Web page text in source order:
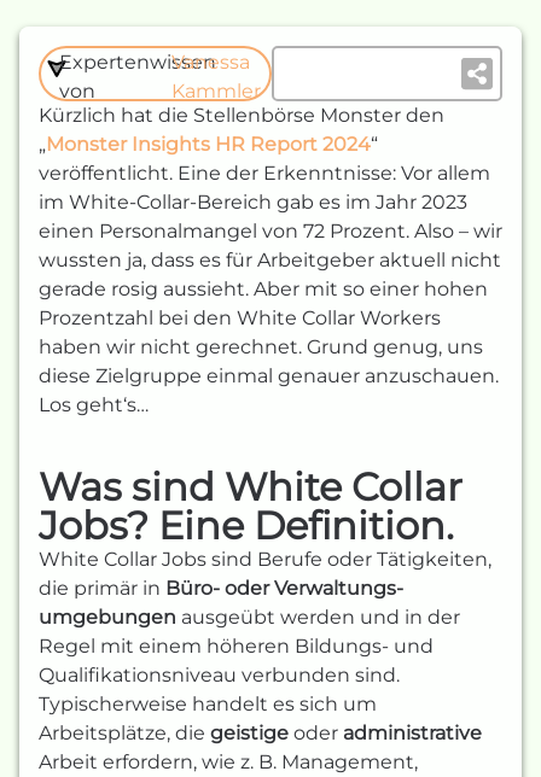
Expertenwissen
von
Vanessa
Kammler
Kürzlich hat die Stellenbörse Monster den
„Monster Insights HR Report 2024“
veröffentlicht. Eine der Erkenntnisse: Vor allem
im White-Collar-Bereich gab es im Jahr 2023
einen Personalmangel von 72 Prozent. Also – wir
wussten ja, dass es für Arbeitgeber aktuell nicht
gerade rosig aussieht. Aber mit so einer hohen
Prozentzahl bei den White Collar Workers
haben wir nicht gerechnet. Grund genug, uns
diese Zielgruppe einmal genauer anzuschauen.
Los geht‘s…
Was sind White Collar
Jobs? Eine Definition.
White Collar Jobs sind Berufe oder Tätigkeiten,
die primär in Büro- oder Verwaltungs­
umgebungen ausgeübt werden und in der
Regel mit einem höheren Bildungs- und
Qualifikationsniveau verbunden sind.
Typischerweise handelt es sich um
Arbeitsplätze, die geistige oder administrative
Arbeit erfordern, wie z. B. Management,